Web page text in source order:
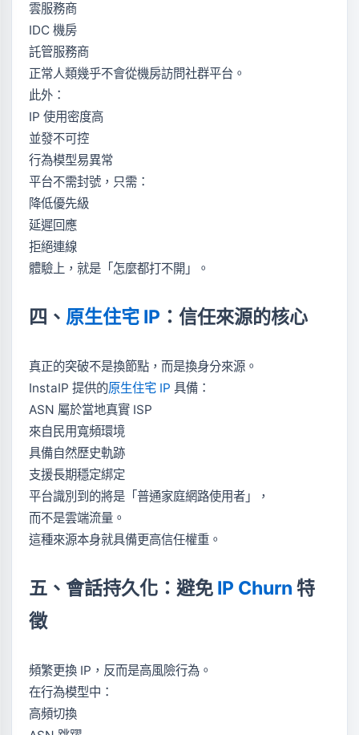
雲服務商
IDC 機房
託管服務商
正常人類幾乎不會從機房訪問社群平台。
此外：
IP 使用密度高
並發不可控
行為模型易異常
平台不需封號，只需：
降低優先級
延遲回應
拒絕連線
體驗上，就是「怎麼都打不開」。
四、 原生住宅 IP ：信任來源的核心
真正的突破不是換節點，而是換身分來源。
InstaIP 提供的原生住宅 IP 具備：
ASN 屬於當地真實 ISP
來自民用寬頻環境
具備自然歷史軌跡
支援長期穩定綁定
平台識別到的將是「普通家庭網路使用者」，
而不是雲端流量。
這種來源本身就具備更高信任權重。
五、會話持久化：避免 IP Churn 特
徵
頻繁更換 IP，反而是高風險行為。
在行為模型中：
高頻切換